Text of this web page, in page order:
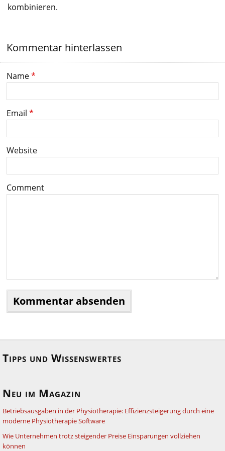
kombinieren.
Kommentar hinterlassen
Name*
Email *
Website
Comment
Tipps und Wissenswertes
Neu im Magazin
Betriebsausgaben in der Physiotherapie: Effizienzsteigerung durch eine
moderne Physiotherapie Software
Wie Unternehmen trotz steigender Preise Einsparungen vollziehen
können